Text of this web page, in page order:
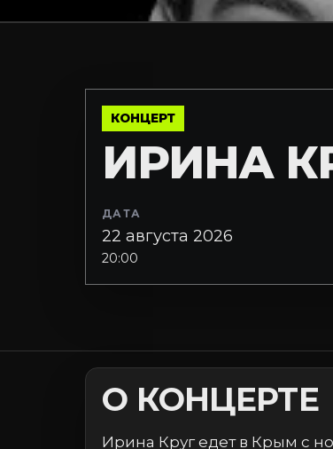
КОНЦЕРТ
ИРИНА
ДАТА
22 августа 2026
20:00
О КОНЦЕРТЕ
Ирина Круг едет в Крым с